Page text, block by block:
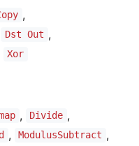
,
Dst Out ,
Xor
, Divide ,
, ModulusSubtract ,